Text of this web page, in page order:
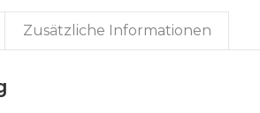
Zusätzliche Informationen